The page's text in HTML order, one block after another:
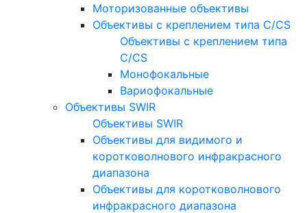
Моторизованные объективы
Объективы с креплением типа C/CS
Объективы с креплением типа
C/CS
Монофокальные
Вариофокальные
Объективы SWIR
Объективы SWIR
Объективы для видимого и
коротковолнового инфракрасного
диапазона
Объективы для коротковолнового
инфракрасного диапазона